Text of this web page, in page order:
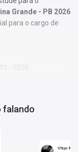
Grande - PB 2026
para o cargo de
- 2026;
em concursos
adotado pelos
falando